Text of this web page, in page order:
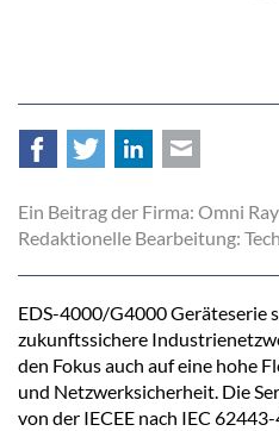
FacebookTwitter LinkedIn
Ein Beitrag der Firma: Omni Ray
Redaktionelle Bearbeitung:
EDS-4000/G4000 Geräteserie
zukunftssichere
den Fokus auch auf eine hohe
und Netzwerksicherheit. Die
von der IECEE nach IEC